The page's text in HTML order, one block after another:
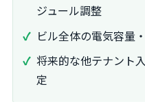
ジュール調整
ビル全体の電気容量
将来的な他テナント
定